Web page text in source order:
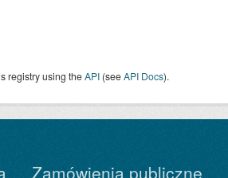
registry using theAPI (seeAPI Docs).
Zamówienia publiczne